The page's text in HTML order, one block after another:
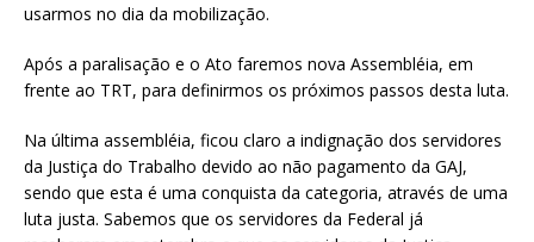
usarmos no dia da mobilização.
Após a paralisação e o Ato faremos nova Assembléia, em
frente ao TRT, para definirmos os próximos passos desta luta.
Na última assembléia, ficou claro a indignação dos servidores
da Justiça do Trabalho devido ao não pagamento da GAJ,
sendo que esta é uma conquista da categoria, através de uma
luta justa. Sabemos que os servidores da Federal já